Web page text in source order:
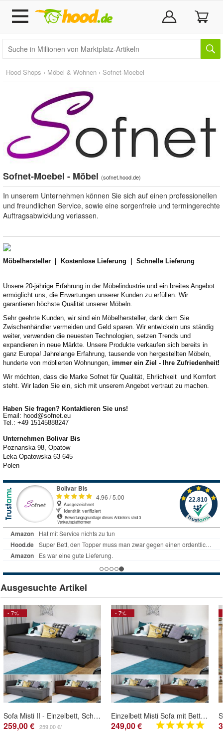
Hood Shops › Möbel & Wohnen › Sofnet-Moebel
Sofnet-Moebel - Möbel (sofnet.hood.de)
In unserem Unternehmen können Sie sich auf einen professionellen
und freundlichen Service, sowie eine sorgenfreie und termingerechte
Auftragsabwicklung verlassen.
Möbelhersteller | Kostenlose Lieferung | Schnelle Lieferung
Unsere 20-jährige Erfahrung in der Möbelindustrie und ein breites Angebot
ermöglicht uns, die Erwartungen unserer Kunden zu erfüllen. Wir
garantieren höchste Qualität unserer Möbeln.
Sehr geehrte Kunden, wir sind ein Möbelhersteller, dank dem Sie
Zwischenhändler vermeiden und Geld sparen. Wir entwickeln uns ständig
weiter, verwenden die neuesten Technologien, setzen Trends und
expandieren in neue Märkte. Unsere Produkte verkaufen sich bereits in
ganz Europa! Jahrelange Erfahrung, tausende von hergestellten Möbeln,
hunderte von möblierten Wohnungen, immer ein Ziel - Ihre Zufriedenheit!
Wir möchten, dass die Marke Sofnet für Qualität, Ehrlichkeit und Komfort
steht. Wir laden Sie ein, sich mit unserem Angebot vertraut zu machen.
Haben Sie fragen? Kontaktieren Sie uns!
Email: hood@sofnet.eu
Tel.: +49 15145888247
Unternehmen Bolivar Bis
Poznanska 98, Opatow
Leka Opatowska 63-645
Polen
Ausgesuchte Artikel
- 7%
Sofa Misti II - Einzelbett, Schlafsofa mit Bettkasten, Bett für Jugendzimmer, Kissen
259,00 € 259,00 €/
- 7%
Einzelbett Misti Sofa mit Bettkasten, Schlafsofa, Bettsofa, Farbauswahl Jugendzimmer
249,00 €